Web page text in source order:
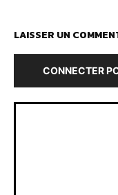
LAISSER UN
CONNECTER